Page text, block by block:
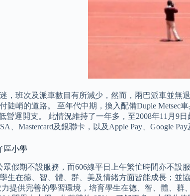
，班次及派車數目有所減少，然而，兩巴派車並
陡峭的道路。 至年代中期，換入配備Duple Metsec
營運開支。 此情況維持了一年多，至2008年11月9
、Mastercard及銀聯卡，以及Apple Pay、Google Pay
區小學
眾假期不設服務，而606線平日上午繁忙時間亦不
生在德、智、體、群、美及情緒方面皆能成長；
提供完善的學習環境，培育學生在德、智、體、